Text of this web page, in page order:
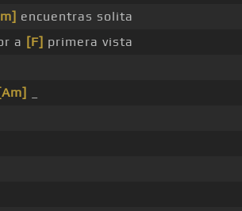
encuentras solita
a [F] primera vista
[Am]